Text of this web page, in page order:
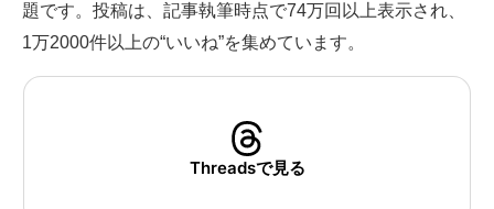
ITの今と未来を見通す
好きが集まる 比べて選べる
題です。投稿は、記事執筆時点で74万回以上表示され、
1万2000件以上の“いいね”を集めています。
Threadsで見る